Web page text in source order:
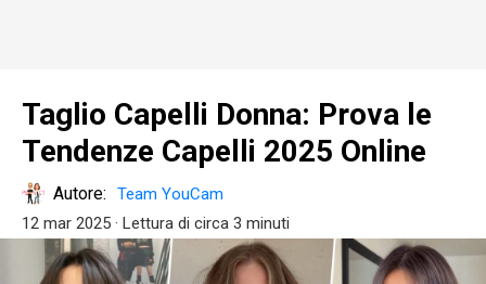
Taglio Capelli Donna: Prova le
Tendenze Capelli 2025 Online
Autore:
Team YouCam
12 mar 2025 · Lettura di circa 3 minuti